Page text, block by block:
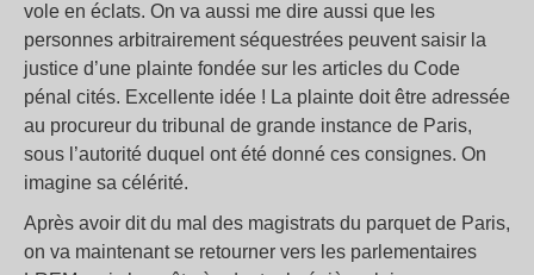
vole en éclats. On va aussi me dire aussi que les
personnes arbitrairement séquestrées peuvent saisir la
justice d’une plainte fondée sur les articles du Code
pénal cités. Excellente idée ! La plainte doit être adressée
au procureur du tribunal de grande instance de Paris,
sous l’autorité duquel ont été donné ces consignes. On
imagine sa célérité.
Après avoir dit du mal des magistrats du parquet de Paris,
on va maintenant se retourner vers les parlementaires